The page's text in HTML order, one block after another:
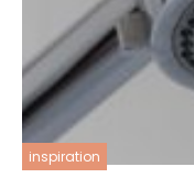
inspiration